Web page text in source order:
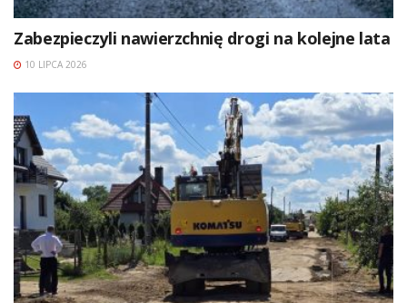
Zabezpieczyli nawierzchnię drogi na kolejne lata
10 LIPCA 2026